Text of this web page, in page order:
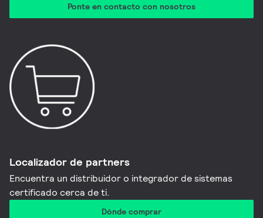
Ponte en contacto con nosotros
Localizador de partners
Encuentra un distribuidor o integrador de sistemas
certificado cerca de ti.
Dónde comprar